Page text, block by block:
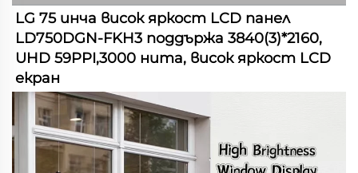
LG 75 инча висок яркост LCD панел
LD750DGN-FKH3 поддържа 3840(3)*2160,
UHD 59PPI,3000 нита, висок яркост LCD
екран